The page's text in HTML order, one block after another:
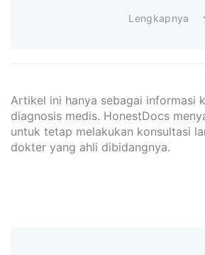
Lengkapnya
Artikel ini hanya sebagai informasi
diagnosis medis. HonestDocs
untuk tetap melakukan konsultasi
dokter yang ahli dibidangnya.